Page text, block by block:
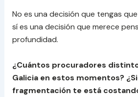
No es una decisión que tengas
sí es una decisión que merece
profundidad.
¿Cuántos procuradores
Galicia en estos momentos?
fragmentación te está